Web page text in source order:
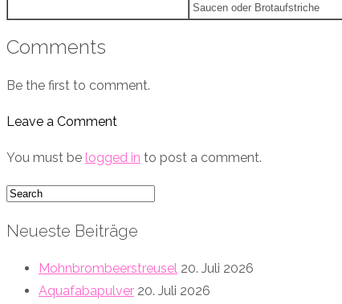
Saucen oder Brotaufstriche
Comments
Be the first to comment.
Leave a Comment
You must be logged in to post a comment.
Neueste Beiträge
Mohnbrombeerstreusel 20. Juli 2026
Aquafabapulver 20. Juli 2026